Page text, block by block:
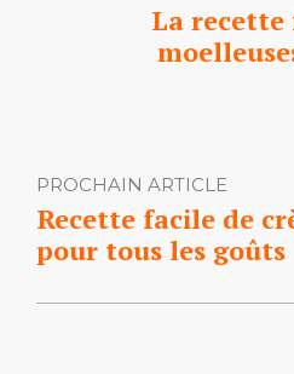
La recette
PROCHAIN ARTICLE
Recette facile de
pour tous les goûts